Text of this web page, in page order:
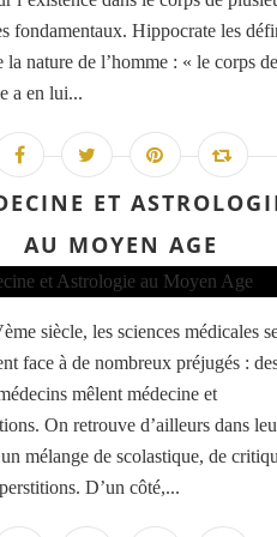
fondamentaux. Hippocrate les
la nature de l’homme : « le corps de
a en lui...
ET
AU MOYEN AGE
siècle, les sciences médicales
face à de nombreux préjugés :
mêlent médecine et
On retrouve d’ailleurs dans
mélange de scolastique, de
D’un côté,...